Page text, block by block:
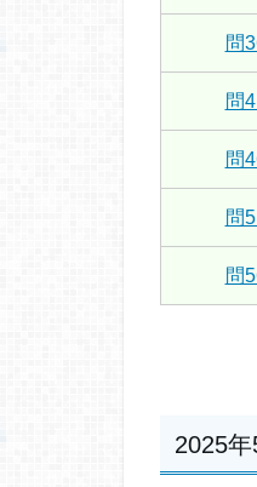
問
問
問
問
問
2025